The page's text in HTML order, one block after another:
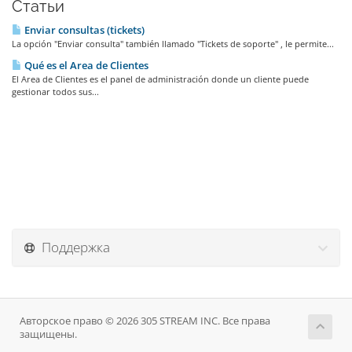
Статьи
Enviar consultas (tickets)
La opción "Enviar consulta" también llamado "Tickets de soporte" , le permite...
Qué es el Area de Clientes
El Area de Clientes es el panel de administración donde un cliente puede
gestionar todos sus...
Поддержка
Авторское право © 2026 305 STREAM INC. Все права
защищены.